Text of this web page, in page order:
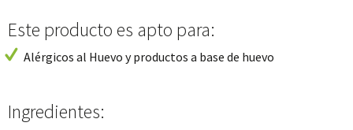
Este producto es apto para:
Alérgicos al Huevo y productos a base de huevo
Ingredientes: